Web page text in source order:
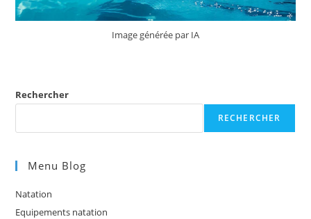
Image générée par IA
Rechercher
RECHERCHER
Menu Blog
Natation
Equipements natation